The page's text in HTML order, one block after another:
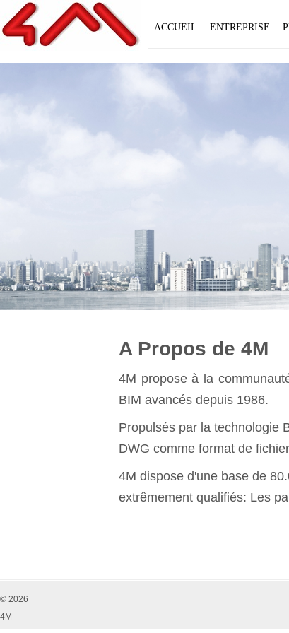
ACCUEIL ENTREPRISE
A Propos de 4M
4M propose à la
BIM avancés depuis 1986.
Propulsés par la technologie
DWG comme format de
4M dispose d'une base de
extrêmement qualifiés: Les
© 2026
4M